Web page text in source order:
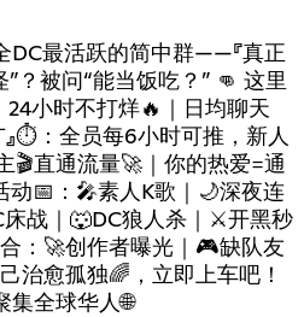
DC最活跃的简中群——『真正
”？被问“能当饭吃？” 👊 这里
24小时不打烊🔥｜日均聊天
⏱：全员每6小时可推，新人
🎬直通流量🚀｜你的热爱=通
动📅：🎤素人K歌｜🌙深夜连
战｜🐺DC狼人杀｜⚔开黑秒
：🚀创作者曝光｜🎮缺队友
治愈孤独🌈，立即上车吧！
全球华人🌐